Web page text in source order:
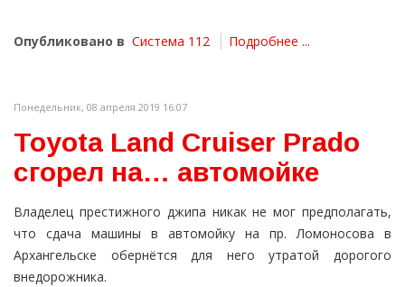
Опубликовано в Система 112 Подробнее ...
Понедельник, 08 апреля 2019 16:07
Toyota Land Cruiser Prado
сгорел на… автомойке
Владелец престижного джипа никак не мог предполагать,
что сдача машины в автомойку на пр. Ломоносова в
Архангельске обернётся для него утратой дорогого
внедорожника.